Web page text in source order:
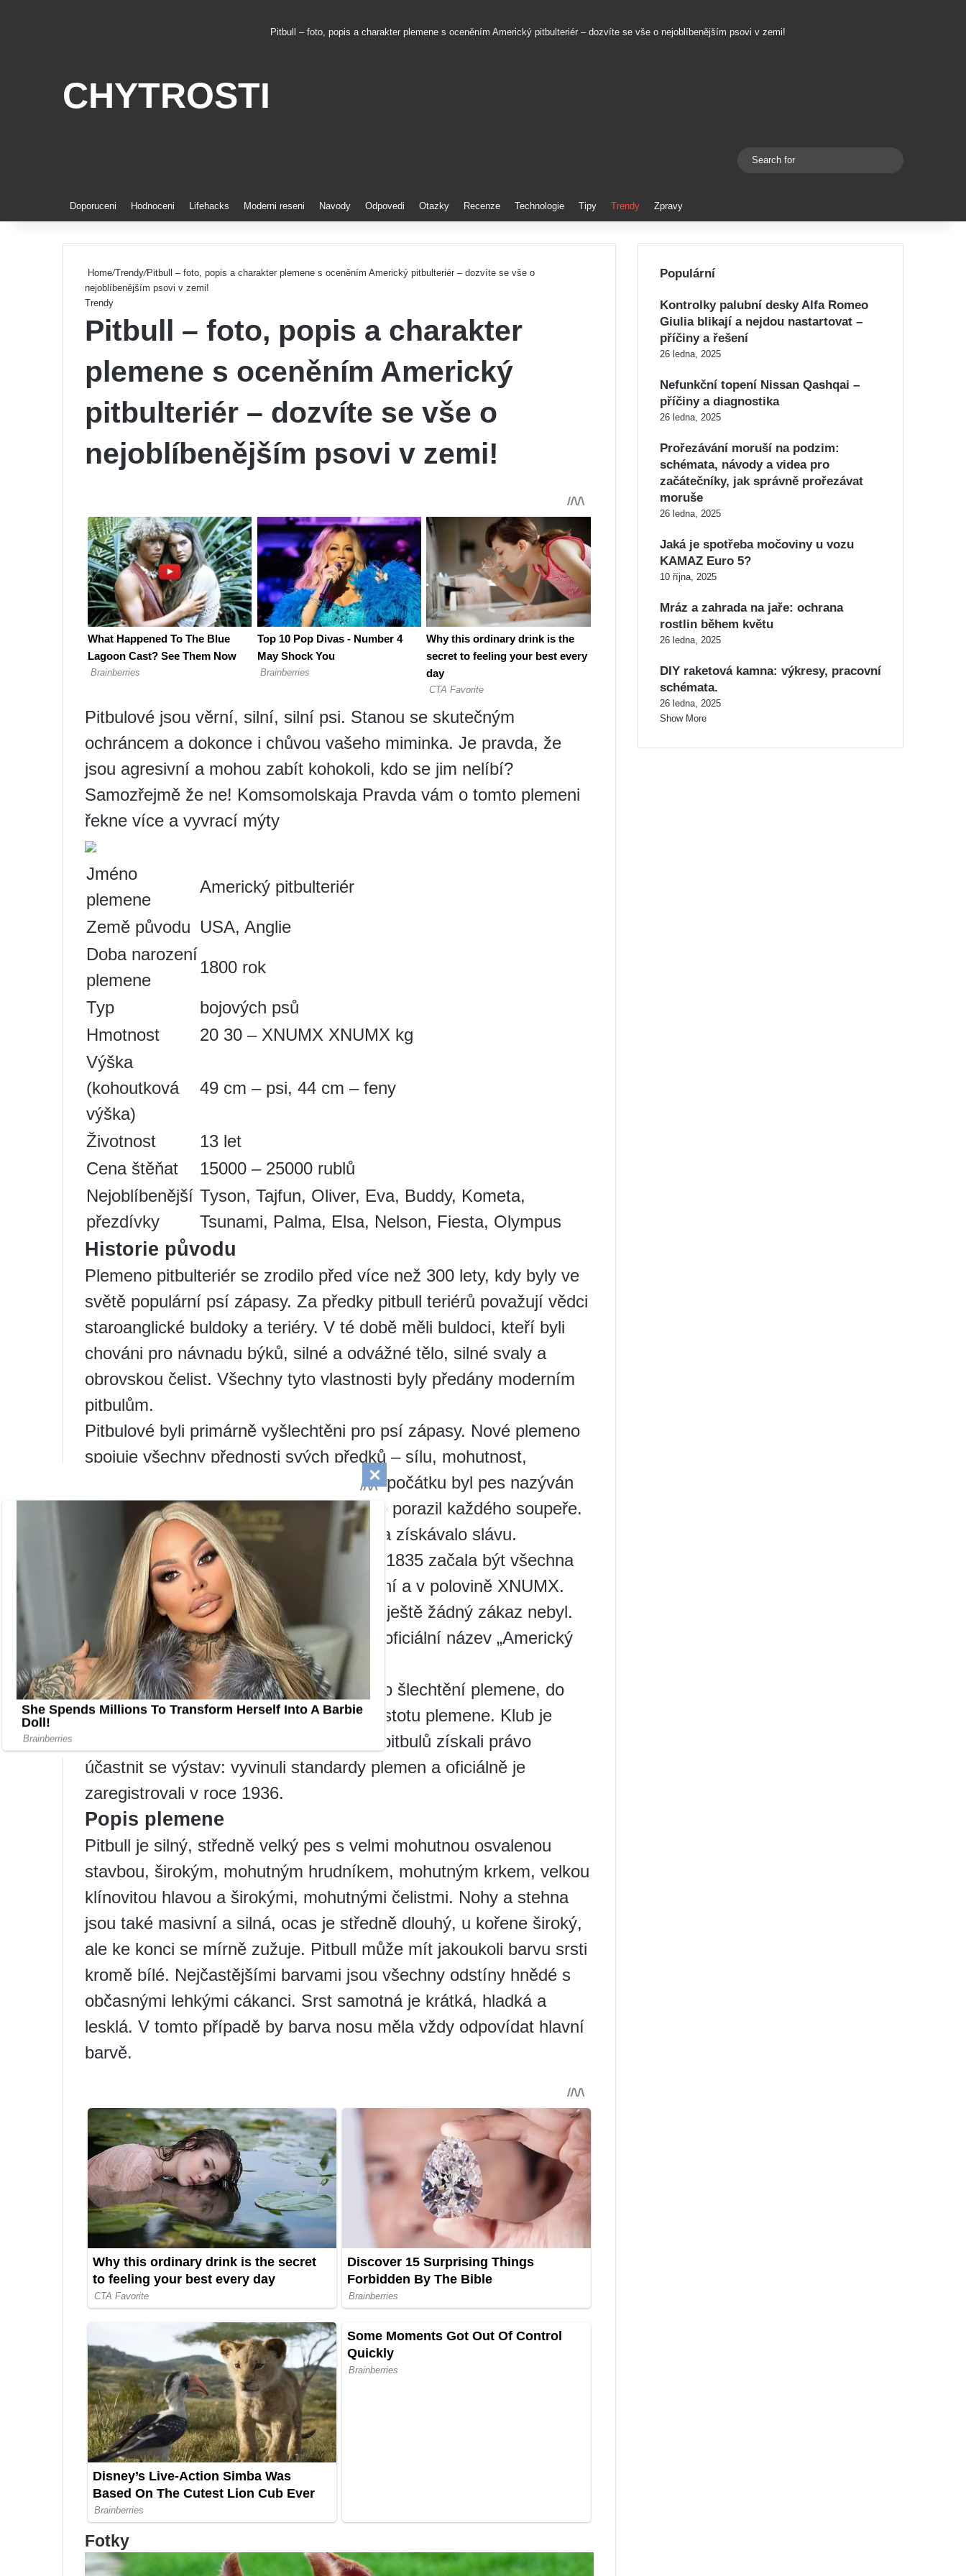
CHYTROSTI
Pitbull – foto, popis a charakter plemene s oceněním Americký pitbulteriér – dozvíte se vše o nejoblíbenějším psovi v zemi!
Switch skin
Doporuceni Hodnoceni Lifehacks Moderni reseni Navody Odpovedi Otazky Recenze Technologie Tipy Trendy Zpravy
Home/Trendy/Pitbull – foto, popis a charakter plemene s oceněním Americký pitbulteriér – dozvíte se vše o
nejoblíbenějším psovi v zemi!
Trendy
Pitbull – foto, popis a charakter
plemene s oceněním Americký
pitbulteriér – dozvíte se vše o
nejoblíbenějším psovi v zemi!
Pitbulové jsou věrní, silní, silní psi. Stanou se skutečným
ochráncem a dokonce i chůvou vašeho miminka. Je pravda, že
jsou agresivní a mohou zabít kohokoli, kdo se jim nelíbí?
Samozřejmě že ne! Komsomolskaja Pravda vám o tomto plemeni
řekne více a vyvrací mýty
Jméno
plemene
Americký pitbulteriér
Země původu USA, Anglie
Doba narození
plemene
1800 rok
Typ
bojových psů
Hmotnost
20 30 – XNUMX XNUMX kg
Výška
(kohoutková
výška)
49 cm – psi, 44 cm – feny
Životnost
13 let
Cena štěňat
15000 – 25000 rublů
Nejoblíbenější
přezdívky
Tyson, Tajfun, Oliver, Eva, Buddy, Kometa,
Tsunami, Palma, Elsa, Nelson, Fiesta, Olympus
Historie původu
Plemeno pitbulteriér se zrodilo před více než 300 lety, kdy byly ve
světě populární psí zápasy. Za předky pitbull teriérů považují vědci
staroanglické buldoky a teriéry. V té době měli buldoci, kteří byli
chováni pro návnadu býků, silné a odvážné tělo, silné svaly a
obrovskou čelist. Všechny tyto vlastnosti byly předány moderním
pitbulům.
Pitbulové byli primárně vyšlechtěni pro psí zápasy. Nové plemeno
spojuje všechny přednosti svých předků – sílu, mohutnost,
obratnost, sílu, pohyblivost a rychlost. Zpočátku byl pes nazýván
bulteriérem a byl ideální pro boj, snadno porazil každého soupeře.
Každým rokem se plemeno zlepšovalo a získávalo slávu.
Po zákazu psích zápasů v Anglii v roce 1835 začala být všechna
bojová plemena považována za nelegální a v polovině XNUMX.
století skončili pitbulové v Americe, kde ještě žádný zákaz nebyl.
Psi se rychle stali populárními a dostali oficiální název „Americký
pitbulteriér“.
Zde se v roce 1898 objevil první klub pro šlechtění plemene, do
kterého vstoupili ti, kteří měli obavy o čistotu plemene. Klub je
kupodivu stále aktivní. Později majitelé pitbulů získali právo
účastnit se výstav: vyvinuli standardy plemen a oficiálně je
zaregistrovali v roce 1936.
Popis plemene
Pitbull je silný, středně velký pes s velmi mohutnou osvalenou
stavbou, širokým, mohutným hrudníkem, mohutným krkem, velkou
klínovitou hlavou a širokými, mohutnými čelistmi. Nohy a stehna
jsou také masivní a silná, ocas je středně dlouhý, u kořene široký,
ale ke konci se mírně zužuje. Pitbull může mít jakoukoli barvu srsti
kromě bílé. Nejčastějšími barvami jsou všechny odstíny hnědé s
občasnými lehkými cákanci. Srst samotná je krátká, hladká a
lesklá. V tomto případě by barva nosu měla vždy odpovídat hlavní
barvě.
Fotky
Populární
Kontrolky palubní desky Alfa Romeo
Giulia blikají a nejdou nastartovat –
příčiny a řešení
26 ledna, 2025
Nefunkční topení Nissan Qashqai –
příčiny a diagnostika
26 ledna, 2025
Prořezávání moruší na podzim:
schémata, návody a videa pro
začátečníky, jak správně prořezávat
moruše
26 ledna, 2025
Jaká je spotřeba močoviny u vozu
KAMAZ Euro 5?
10 října, 2025
Mráz a zahrada na jaře: ochrana
rostlin během květu
26 ledna, 2025
DIY raketová kamna: výkresy, pracovní
schémata.
26 ledna, 2025
Show More